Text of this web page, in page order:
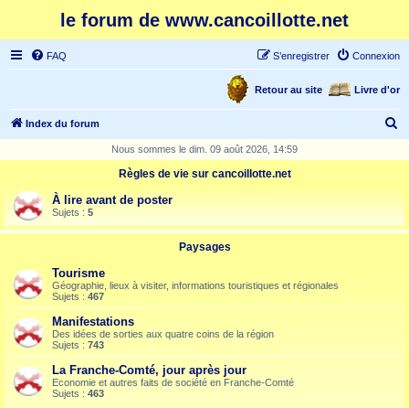
le forum de www.cancoillotte.net
FAQ Connexion
S’enregistrer
Livre d'or
Retour au site
Index du forum
r
Nous sommes le dim. 09 août 2026, 14:59
Règles de vie sur cancoillotte.net
À lire avant de poster
Sujets : 5
Paysages
Tourisme
Géographie, lieux à visiter, informations touristiques et régionales
Sujets : 467
Manifestations
Des idées de sorties aux quatre coins de la région
Sujets : 743
La Franche-Comté, jour après jour
Economie et autres faits de société en Franche-Comté
Sujets : 463